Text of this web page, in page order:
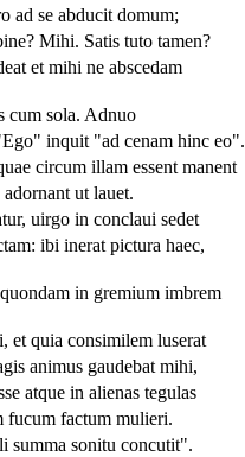
ad se abducit domum;
Mihi. Satis tuto tamen?
et mihi ne abscedam
cum sola. Adnuo
inquit "ad cenam hinc eo".
circum illam essent manent
ut lauet.
uirgo in conclaui sedet
ibi inerat pictura haec,
in gremium imbrem
et quia consimilem luserat
animus gaudebat mihi,
atque in alienas tegulas
fucum factum mulieri.
summa sonitu concutit".